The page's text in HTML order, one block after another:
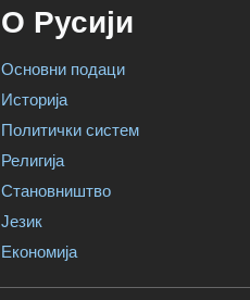
О Русији
Основни подаци
Историја
Политички систем
Религија
Становништво
Језик
Економија